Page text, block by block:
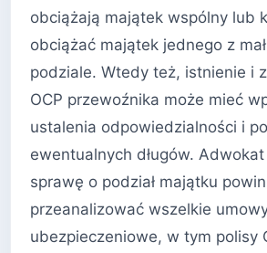
obciążają majątek wspólny lub
obciążać majątek jednego z
podziale. Wtedy też, istnienie i
OCP przewoźnika może mieć
ustalenia odpowiedzialności i
ewentualnych długów.
sprawę o podział majątku
przeanalizować wszelkie
ubezpieczeniowe, w tym polisy